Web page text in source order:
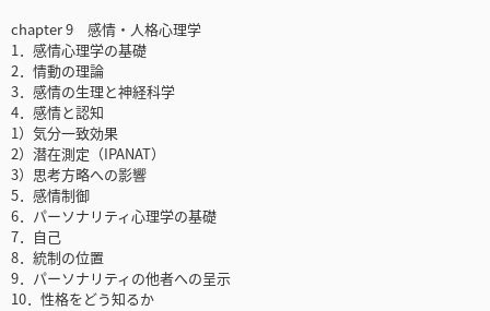
chapter 9 感情・人格心理学
1．感情心理学の基礎
2．情動の理論
3．感情の生理と神経科学
4．感情と認知
1）気分一致効果
2）潜在測定（IPANAT）
3）思考方略への影響
5．感情制御
6．パーソナリティ心理学の基礎
7．自己
8．統制の位置
9．パーソナリティの他者への呈示
10．性格をどう知るか